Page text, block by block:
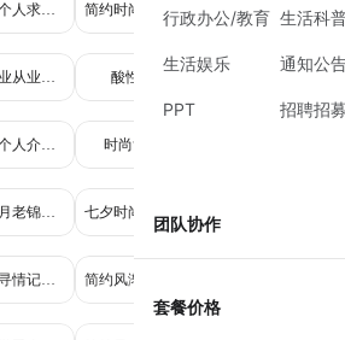
行政办公/教育
生活娱乐
PPT
生活科
通知公
招聘招
团队协作
套餐价格
简约风白色金融保险行业个人求职简历简介海报
高级轻设计质感美业风美业从业者个人介绍海报
商务简约大气风黑金销售个人介绍海报
七夕时尚拼贴撕纸撞色风月老锦鲤征友征婚个人介绍海报
七夕浪漫漫画风在逃公主寻情记征婚征友相亲个人介绍海报
简约时尚风紫色通用类简介介绍个人宣传手机海报
酸性土潮撞色个人介绍海报
时尚复古风导游个人介绍海报